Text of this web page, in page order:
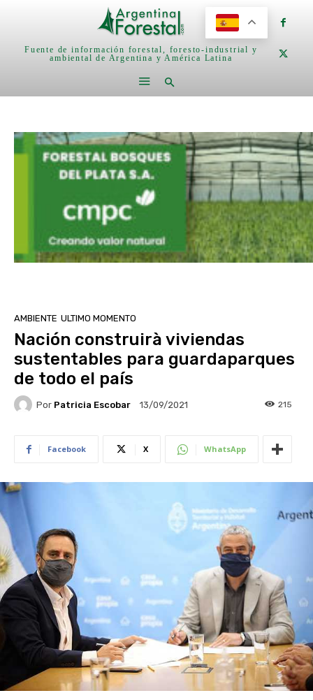
Fuente de información forestal, foresto-industrial y
ambiental de Argentina y América Latina
AMBIENTE ULTIMO MOMENTO
Nación construirà viviendas
sustentables para guardaparques
de todo el país
Por Patricia Escobar 13/09/2021 215
Facebook X WhatsApp